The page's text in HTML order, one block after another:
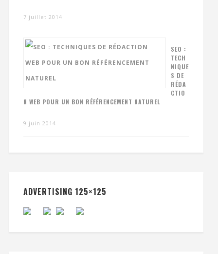
7 juillet 2014
SEO :
TECH
NIQUE
S DE
RÉDA
CTIO
N WEB POUR UN BON RÉFÉRENCEMENT NATUREL
9 juin 2014
ADVERTISING 125×125